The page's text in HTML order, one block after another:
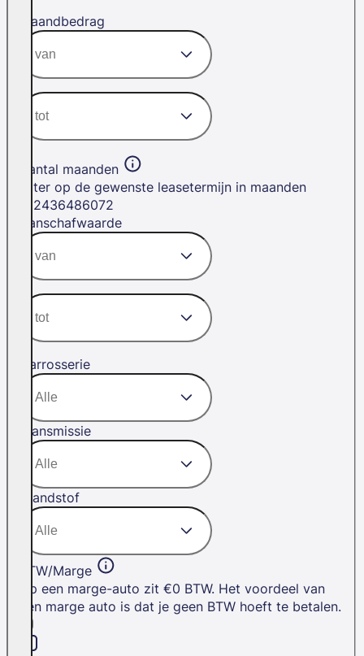
Maandbedrag
Aantal maanden
Filter op de gewenste leasetermijn in maanden
2436486072
Aanschafwaarde
Carrosserie
Transmissie
Brandstof
BTW/Marge
Op een marge-auto zit €0 BTW. Het voordeel van
een marge auto is dat je geen BTW hoeft te betalen.